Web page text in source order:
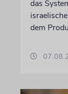
das
dem